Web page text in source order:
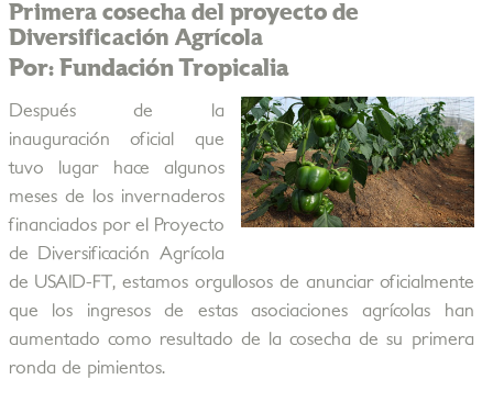
Primera cosecha del proyecto de
Diversificación Agrícola
Por: Fundación Tropicalia
Después de la
inauguración oficial que
tuvo lugar hace algunos
meses de los invernaderos
financiados por el Proyecto
de Diversificación Agrícola
de USAID-FT, estamos orgullosos de anunciar oficialmente
que los ingresos de estas asociaciones agrícolas han
aumentado como resultado de la cosecha de su primera
ronda de pimientos.